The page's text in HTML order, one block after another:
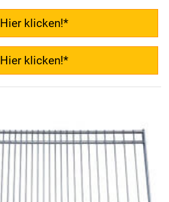
Hier klicken!*
Hier klicken!*